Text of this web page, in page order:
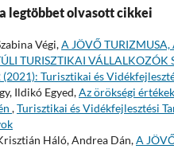
legtöbbet olvasott cikkei
Végi,A JÖVŐ TURIZMUSA,
TURISZTIKAI VÁLLALKOZÓK
(2021): Turisztikai és
Ildikó Egyed,Az örökségi
,Turisztikai és Vidékfejlesztési
Háló, Andrea Dán,A